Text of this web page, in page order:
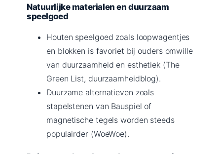
Natuurlijke materialen en duurzaam
speelgoed
Houten speelgoed zoals loopwagentjes
en blokken is favoriet bij ouders omwille
van duurzaamheid en esthetiek (The
Green List, duurzaamheidblog).
Duurzame alternatieven zoals
stapelstenen van Bauspiel of
magnetische tegels worden steeds
populairder (WoeWoe).